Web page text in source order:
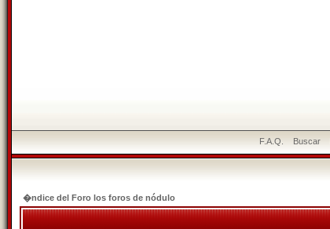
F.A.Q. Buscar
�ndice del Foro los foros de nódulo